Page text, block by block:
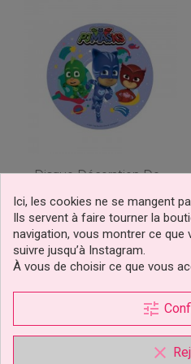
Disque Décoration De
Prix
3,99 €
Ici, les cookies ne se mangent
Ils servent à faire tourner la
navigation, vous montrer ce
suivre jusqu’à Instagram.
À vous de choisir ce que vous
tune
clear